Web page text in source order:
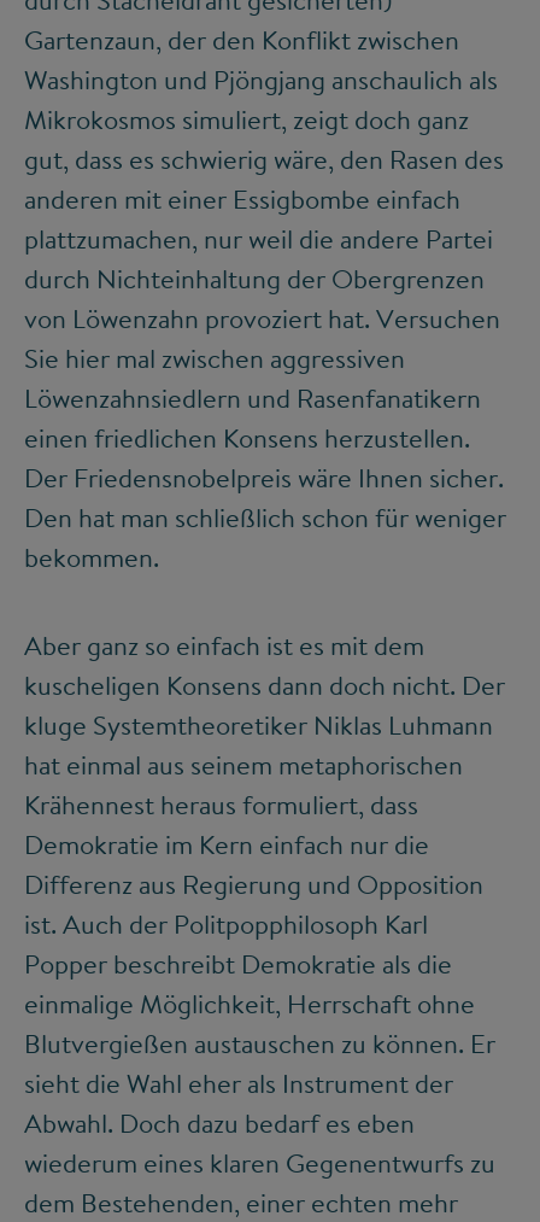
Gartenzaun, der den Konflikt zwischen
Washington und Pjöngjang anschaulich als
Mikrokosmos simuliert, zeigt doch ganz
gut, dass es schwierig wäre, den Rasen des
anderen mit einer Essigbombe einfach
plattzumachen, nur weil die andere Partei
durch Nichteinhaltung der Obergrenzen
von Löwenzahn provoziert hat. Versuchen
Sie hier mal zwischen aggressiven
Löwenzahnsiedlern und Rasenfanatikern
einen friedlichen Konsens herzustellen.
Der Friedensnobelpreis wäre Ihnen sicher.
Den hat man schließlich schon für weniger
bekommen.
Aber ganz so einfach ist es mit dem
kuscheligen Konsens dann doch nicht. Der
kluge Systemtheoretiker Niklas Luhmann
hat einmal aus seinem metaphorischen
Krähennest heraus formuliert, dass
Demokratie im Kern einfach nur die
Differenz aus Regierung und Opposition
ist. Auch der Politpopphilosoph Karl
Popper beschreibt Demokratie als die
einmalige Möglichkeit, Herrschaft ohne
Blutvergießen austauschen zu können. Er
sieht die Wahl eher als Instrument der
Abwahl. Doch dazu bedarf es eben
wiederum eines klaren Gegenentwurfs zu
dem Bestehenden, einer echten mehr